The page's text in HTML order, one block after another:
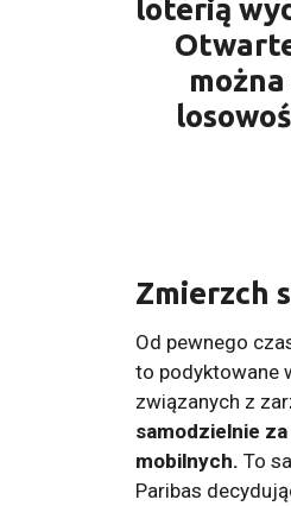
loterią
Zmierzch
Od pewnego
to podyktowane
związanych z
samodzielnie
mobilnych. To
Paribas